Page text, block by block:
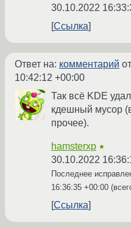
30.10.2022
Ссылка
Ответ на: комментарий
10:42:12 +00:00
Так всё KDE
кдешный мусор
прочее).
hamsterxp ★
30.10.2022
Последнее
16:36:35 +00:00
Ссылка